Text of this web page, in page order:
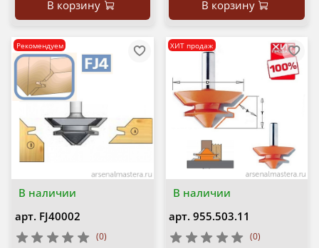
В корзину В корзину
В наличии
Рекомендуем
арт. FJ40002
(0)
В наличии
ХИТ продаж
арт. 955.503.11
(0)